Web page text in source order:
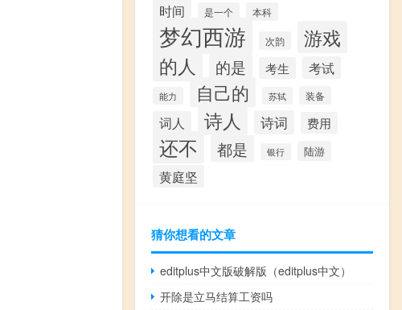
时间 是一个 本科
梦幻西游 次韵
游戏
的人
的是 考生 考试
能力 自己的 苏轼 装备
词人 诗人 诗词 费用
还不 都是 银行 陆游
黄庭坚
猜你想看的文章
editplus中文版破解版（editplus中文）
开除是立马结算工资吗